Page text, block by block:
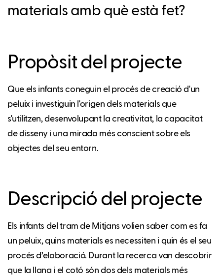
materials amb què està fet?
Propòsit del projecte
Que els infants coneguin el procés de creació d'un
peluix i investiguin l'origen dels materials que
s'utilitzen, desenvolupant la creativitat, la capacitat
de disseny i una mirada més conscient sobre els
objectes del seu entorn.
Descripció del projecte
Els infants del tram de Mitjans volien saber com es fa
un peluix, quins materials es necessiten i quin és el seu
procés d’elaboració. Durant la recerca van descobrir
que la llana i el cotó són dos dels materials més